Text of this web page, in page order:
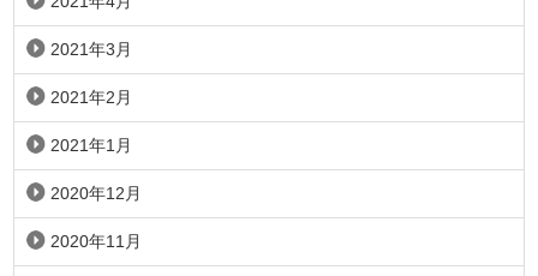
2021年3月
2021年2月
2021年1月
2020年12月
2020年11月